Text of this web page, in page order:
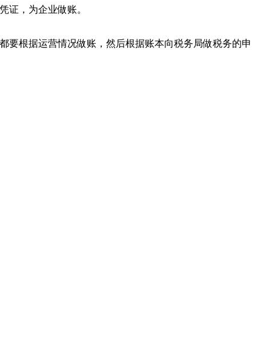
证，为企业做账。
要根据运营情况做账，然后根据账本向税务局做税务的申